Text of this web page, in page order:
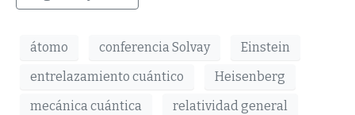
átomo conferencia Solvay
Einstein
entrelazamiento cuántico
Heisenberg
mecánica cuántica
relatividad general